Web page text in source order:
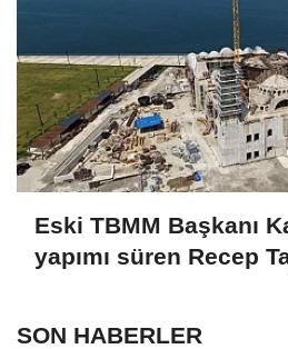
Eski TBMM Başkanı
yapımı süren Recep
SON HABERLER